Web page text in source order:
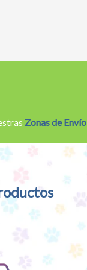
Zonas de Envío